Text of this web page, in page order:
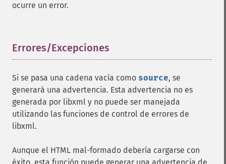
ocurre un error.
Errores/Excepciones
Si se pasa una cadena vacía como source, se
generará una advertencia. Esta advertencia no es
generada por libxml y no puede ser manejada
utilizando las funciones de control de errores de
libxml.
Aunque el HTML mal-formado debería cargarse con